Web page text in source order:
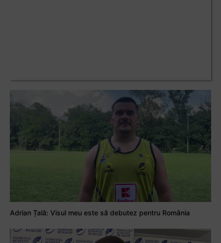
Adrian Țală: Visul meu este să debutez pentru România